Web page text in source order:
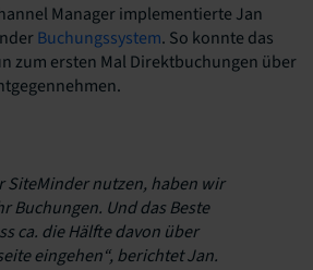
Manager implementierte Jan
Buchungssystem. So konnte das
zum ersten Mal Direktbuchungen über
SiteMinder nutzen, haben wir
Buchungen. Und das Beste
ca. die Hälfte davon über
eingehen“, berichtet Jan.